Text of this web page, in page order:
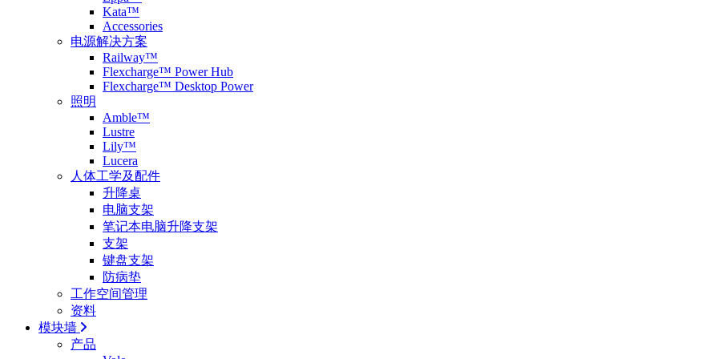
Kata™
Accessories
电源解决方案
Railway™
Flexcharge™ Power Hub
Flexcharge™ Desktop Power
照明
Amble™
Lustre
Lily™
Lucera
人体工学及配件
升降桌
电脑支架
笔记本电脑升降支架
支架
键盘支架
防病垫
工作空间管理
资料
模块墙
产品